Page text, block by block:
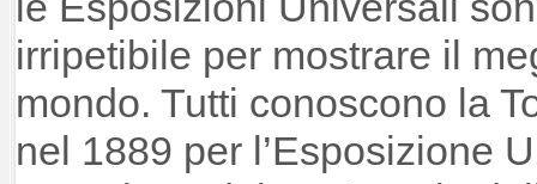
irripetibile per mostrare il
mondo. Tutti conoscono la
nel 1889 per l’Esposizione